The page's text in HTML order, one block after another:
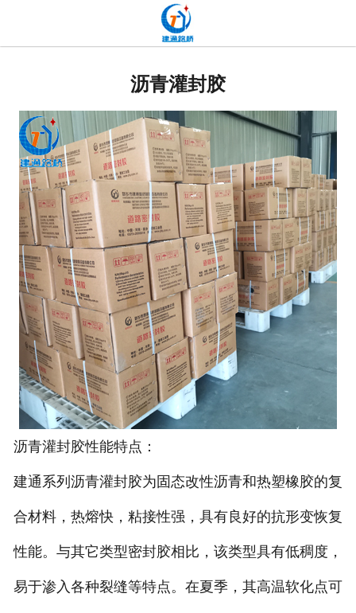
网站首页
高分子道路密封胶
双面贴
网裂贴
沥青灌封胶
沥青灌封胶性能特点：
建通系列沥青灌封胶为固态改性沥青和热塑橡胶的复
合材料，热熔快，粘接性强，具有良好的抗形变恢复
性能。与其它类型密封胶相比，该类型具有低稠度，
易于渗入各种裂缝等特点。在夏季，其高温软化点可